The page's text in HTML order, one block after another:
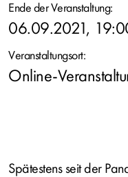
Ende der Veranstaltung:
06.09.2021,
Veranstaltungsort:
Online-
Spätestens seit der